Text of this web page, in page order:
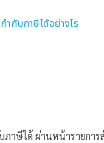
ำกับภาษีได้อย่างไร
ภาษีได้ ผ่านหน้ารายกา